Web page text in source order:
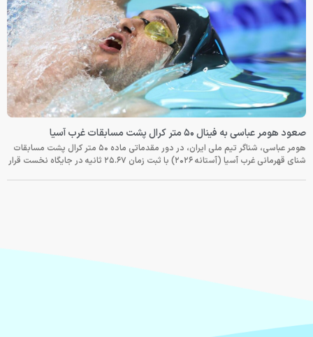
صعود هومر عباسی به فینال ۵۰ متر کرال پشت مسابقات غرب آسیا
هومر عباسی، شناگر تیم ملی ایران، در دور مقدماتی ماده ۵۰ متر کرال پشت مسابقات
شنای قهرمانی غرب آسیا (آستانه ۲۰۲۶) با ثبت زمان ۲۵.۶۷ ثانیه در جایگاه نخست قرار